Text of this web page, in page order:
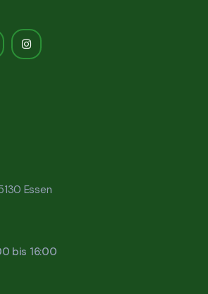
Essen
bis 16:00